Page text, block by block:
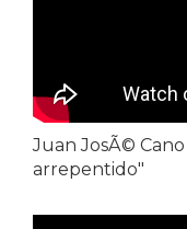
Juan JosÃ©
arrepentido"